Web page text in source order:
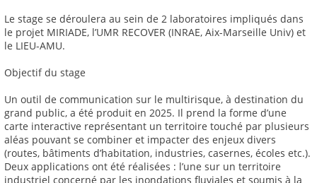
Le stage se déroulera au sein de 2 laboratoires impliqués dans
le projet MIRIADE, l’UMR RECOVER (INRAE, Aix-Marseille Univ) et
le LIEU-AMU.
Objectif du stage
Un outil de communication sur le multirisque, à destination du
grand public, a été produit en 2025. Il prend la forme d’une
carte interactive représentant un territoire touché par plusieurs
aléas pouvant se combiner et impacter des enjeux divers
(routes, bâtiments d’habitation, industries, casernes, écoles etc.).
Deux applications ont été réalisées : l’une sur un territoire
industriel concerné par les inondations fluviales et soumis à la